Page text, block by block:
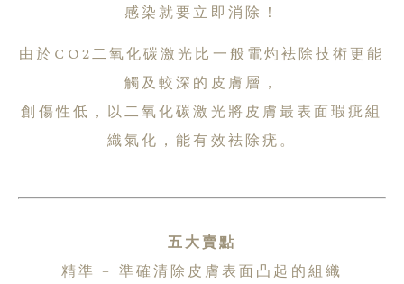
感染就要立即消除！
由於CO2二氧化碳激光比一般電灼袪除技術更能
觸及較深的皮膚層，
創傷性低，以二氧化碳激光將皮膚最表面瑕疵組
織氣化，能有效袪除疣。
五大賣點
精準 – 準確清除皮膚表面凸起的組織